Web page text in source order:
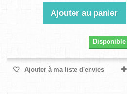
Ajouter au panier
Disponible
Ajouter à ma liste d'envies